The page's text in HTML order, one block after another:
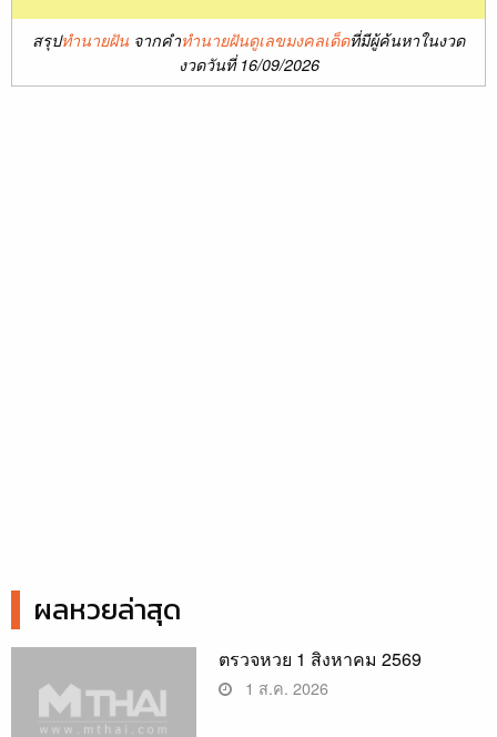
สรุปทำนายฝัน จากคำทำนายฝันดูเลขมงคลเด็ดที่มีผู้ค้นหาในงวด
งวดวันที่ 16/09/2026
ผลหวยล่าสุด
ตรวจหวย 1 สิงหาคม 2569
1 ส.ค. 2026